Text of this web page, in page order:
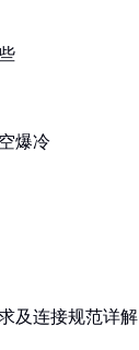
爆冷
及连接规范详解